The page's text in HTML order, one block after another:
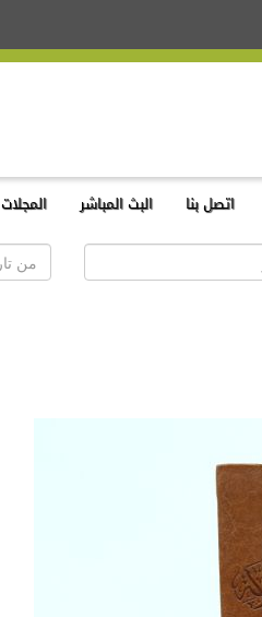
اتصل بنا البث المباشر المجلات